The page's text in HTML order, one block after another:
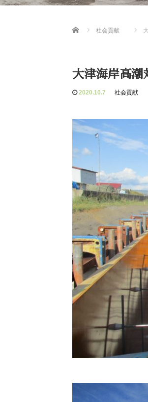
Home 社会貢献
大津海岸高潮
2020.10.7 社会貢献